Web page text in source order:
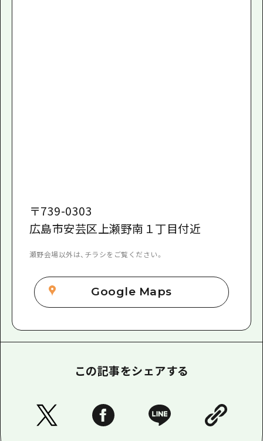
〒739-0303
広島市安芸区上瀬野南１丁目付近
瀬野会場以外は、チラシをご覧ください。
Google Maps
この記事をシェアする